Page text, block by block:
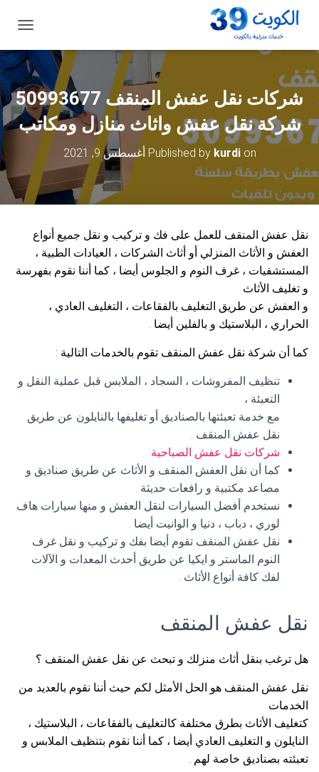
ب
د
ل
ا
ل
ت
شركات نقل عفش المنقف 50993677
شركة نقل عفش واثاث منازل ومكاتب
Published by kurdion أغسطس 9, 2021
نقل عفش المنقف للعمل على فك و تركيب و نقل جميع أنواع
العفش و الأثاث المنزلي أو أثاث الشركات ، العيادات الطبية ،
المستشفيات ، غرف النوم و الجلوس أيضا ، كما أننا نقوم بفهرسة
و تغليف الأثاث
و العفش عن طريق التغليف بالفقاعات ، التغليف العادي ،
الحراري ، البلاستيك و بالفلين أيضا .
كما أن شركة نقل عفش المنقف تقوم بالخدمات التالية :
تنظيف المفروشات ، السجاد ، الملابس قبل عملية النقل و
التعبئة ،
مع خدمة تعبئتها بالصناديق أو تغليفها بالنايلون عن طريق
نقل عفش المنقف .
شركات نقل عفش الصباحية
كما أن نقل العفش المنقف و الأثاث عن طريق صناديق و
مصاعد مكتبية و رافعات حديثة .
نستخدم أفضل السيارات لنقل العفش و منها سيارات هاف
لوري ، دباب ، دنيا و الوانيت أيضا .
نقل عفش المنقف تقوم أيضا بفك و تركيب و نقل غرف
النوم الماستر و ايكيا عن طريق أحدث المعدات و الآلات
لفك كافة أنواع الأثاث .
نقل عفش المنقف
هل ترغب بنقل أثاث منزلك و تبحث عن نقل عفش المنقف ؟
نقل عفش المنقف هو الحل الأمثل لكم حيث أننا نقوم بالعديد من
الخدمات
كتغليف الأثاث بطرق مختلفة كالتغليف بالفقاعات ، البلاستيك ،
النايلون و التغليف العادي أيضا ، كما أننا نقوم بتنظيف الملابس و
تعبئته بصناديق خاصة لهم .